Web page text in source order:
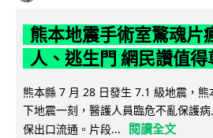
熊本地震手術室驚魂片
人、逃生門 網民讚值得
熊本縣 7 月 28 日發生 7.1 級地震，
下地震一刻，醫護人員臨危不亂保護
保出口流通。片段...
閱讀全文